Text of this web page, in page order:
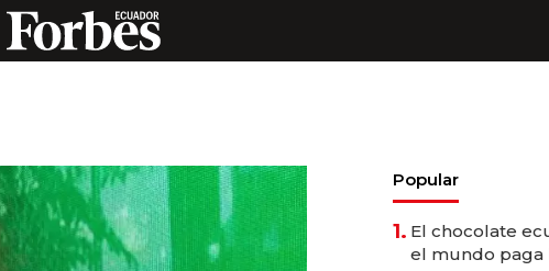
Popular
1. El chocolate
el mundo paga